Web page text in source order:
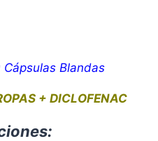
Blandas
+ DICLOFENAC